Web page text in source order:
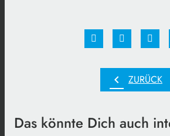
chevron_left ZURÜCK
Das könnte Dich auch